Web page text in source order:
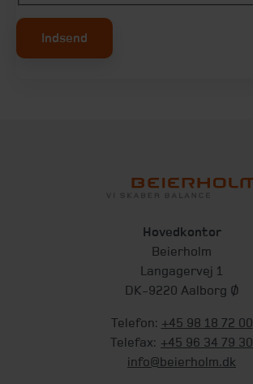
Indsend
Hovedkontor
Beierholm
Langagervej 1
DK-9220 Aalborg Ø
Telefon: +45 98 18 72 00
Telefax: +45 96 34 79 30
info@beierholm.dk